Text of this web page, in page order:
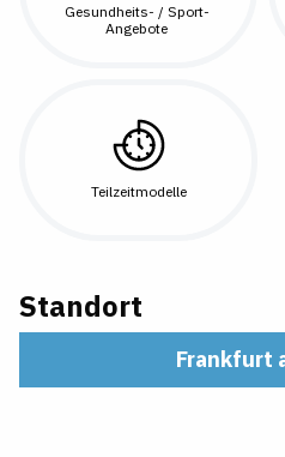
Gesundheits- / Sport-
Angebote
Teilzeitmodelle
Standort
Frankfurt